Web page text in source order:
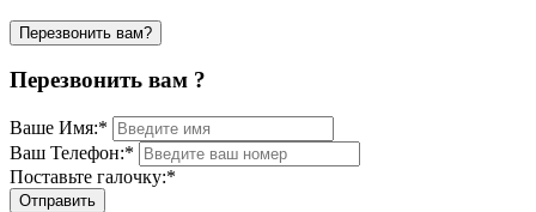
Перезвонить вам?
Перезвонить вам ?
Ваше Имя:*
Ваш Телефон:*
Поставьте галочку:*
Отправить